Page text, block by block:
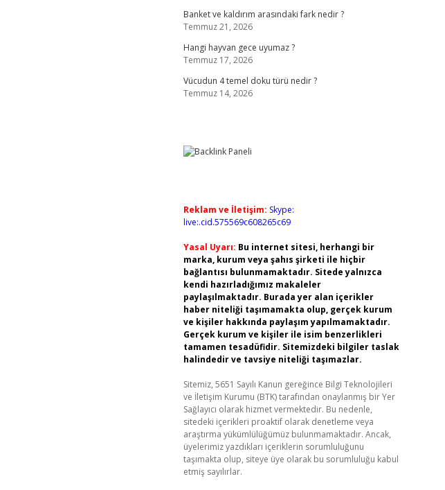
Banket ve kaldırım arasındaki fark nedir ?
Temmuz 21, 2026
Hangi hayvan gece uyumaz ?
Temmuz 17, 2026
Vücudun 4 temel doku türü nedir ?
Temmuz 14, 2026
Reklam ve İletişim: Skype:
live:.cid.575569c608265c69
Yasal Uyarı: Bu internet sitesi, herhangi bir
marka, kurum veya şahıs şirketi ile hiçbir
bağlantısı bulunmamaktadır. Sitede yalnızca
kendi hazırladığımız makaleler
paylaşılmaktadır. Burada yer alan içerikler
haber niteliği taşımamakta olup, gerçek kurum
ve kişiler hakkında paylaşım yapılmamaktadır.
Gerçek kurum ve kişiler ile isim benzerlikleri
tamamen tesadüfidir. Sitemizdeki bilgiler taslak
halindedir ve tavsiye niteliği taşımazlar.
Sitemiz, 5651 Sayılı Kanun gereğince Bilgi Teknolojileri
ve İletişim Kurumu (BTK) tarafından onaylanmış bir Yer
Sağlayıcı olarak hizmet vermektedir. Bu nedenle,
sitedeki içerikleri proaktif olarak denetleme veya
araştırma yükümlülüğümüz bulunmamaktadır. Ancak,
üyelerimiz yazdıkları içeriklerin sorumluluğunu
taşımakta olup, siteye üye olarak bu sorumluluğu kabul
etmiş sayılırlar.